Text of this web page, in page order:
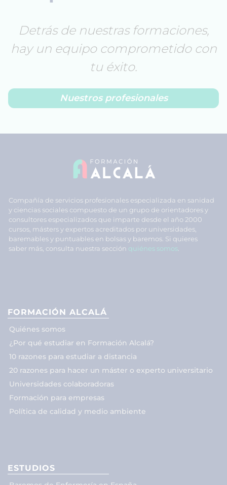
Detrás de nuestras formaciones,
hay un equipo comprometido con
tu éxito.
Nuestros profesionales
Compañía de servicios profesionales especializada en sanidad
y ciencias sociales compuesto de un grupo de orientadores y
consultores especializados que imparte desde el año 2000
cursos, másters y expertos acreditados por universidades,
baremables y puntuables en bolsas y baremos. Si quieres
saber más, consulta nuestra sección quiénes somos
FORMACIÓN ALCALÁ
Quiénes somos
¿Por qué estudiar en Formación Alcalá?
10 razones para estudiar a distancia
20 razones para hacer un máster o experto universitario
Universidades colaboradoras
Formación para empresas
Política de calidad y medio ambiente
ESTUDIOS